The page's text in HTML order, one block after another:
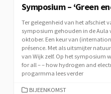
Symposium – ‘Green
Ter gelegenheid van het afschiet
symposium gehouden in de Aula
oktober. Een keur van
présence. Met als uitsmijter
van Wijk zelf. Op het symposium
for all – – how hydrogen and
progarmma lees verder
CATEGORIEËN
BIJEENKOMST